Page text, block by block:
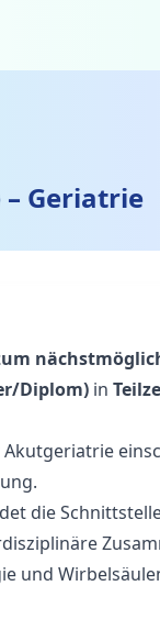
Geriatrie
Diplom) in
die
und